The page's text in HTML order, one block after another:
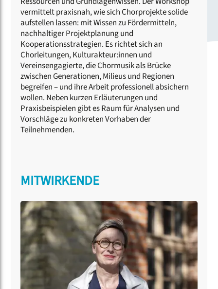
vermittelt praxisnah, wie sich Chorprojekte solide
aufstellen lassen: mit Wissen zu Fördermitteln,
nachhaltiger Projektplanung und
Kooperationsstrategien. Es richtet sich an
Chorleitungen, Kulturakteur:innen und
Vereinsengagierte, die Chormusik als Brücke
zwischen Generationen, Milieus und Regionen
begreifen – und ihre Arbeit professionell absichern
wollen. Neben kurzen Erläuterungen und
Praxisbeispielen gibt es Raum für Analysen und
Vorschläge zu konkreten Vorhaben der
Teilnehmenden.
MITWIRKENDE